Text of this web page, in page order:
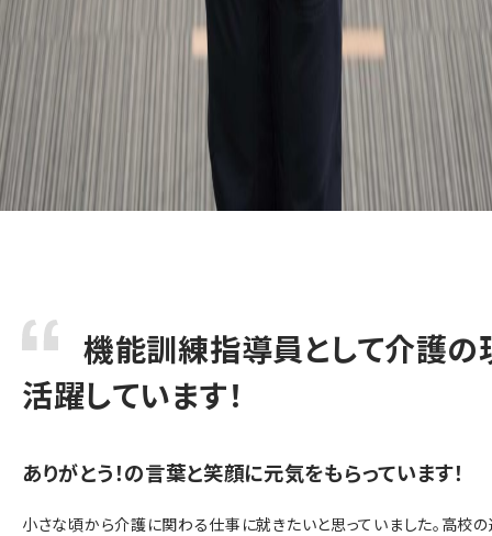
機能訓練指導員として介護の
活躍しています！
ありがとう！の言葉と笑顔に元気をもらっています！
小さな頃から介護に関わる仕事に就きたいと思っていました。高校